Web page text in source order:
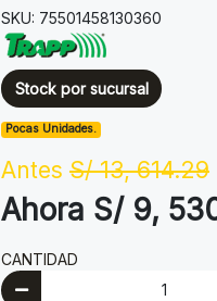
SKU: 75501458130360
Stock por sucursal
Pocas Unidades.
Antes S/ 13, 614.29
Ahora S/ 9,
CANTIDAD